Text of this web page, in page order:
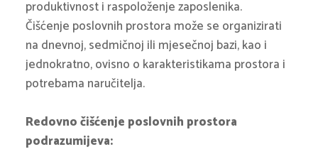
produktivnost i raspoloženje zaposlenika.
Čišćenje poslovnih prostora može se organizirati
na dnevnoj, sedmičnoj ili mjesečnoj bazi, kao i
jednokratno, ovisno o karakteristikama prostora i
potrebama naručitelja.
Redovno čišćenje poslovnih prostora
podrazumijeva: